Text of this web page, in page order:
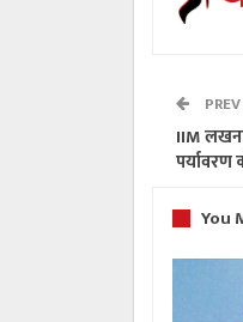
IIM
पर्यावरण
You